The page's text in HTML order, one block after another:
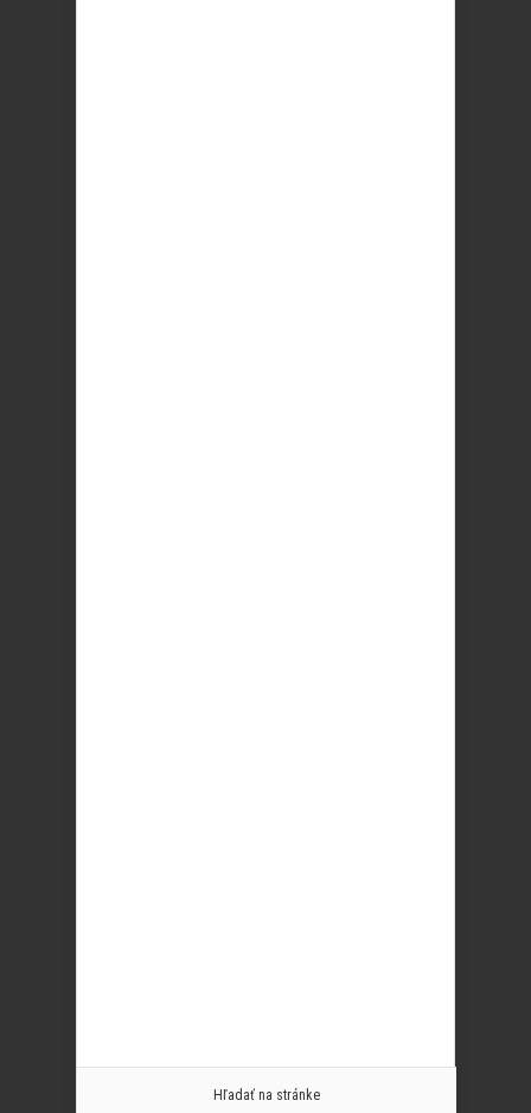
Hľadať na stránke